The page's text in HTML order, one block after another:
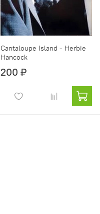
Cantaloupe Island - Herbie
Hancock
200 ₽